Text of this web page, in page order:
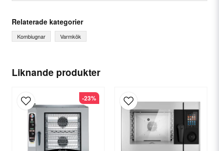
Liknande produkter
-23%
Fråga oss något om denna produkten...
Ditt namn
email
E-postadress
Relaterade kategorier
Kombiugnar Varmkök